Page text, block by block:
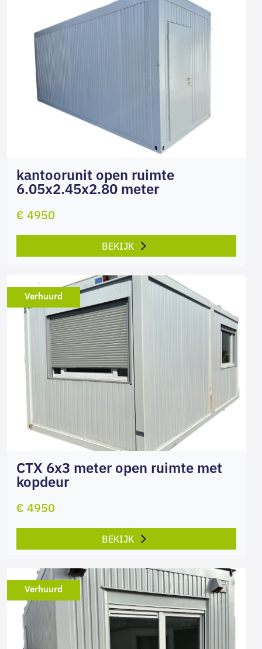
kantoorunit open ruimte
6.05x2.45x2.80 meter
€ 4950
BEKIJK
Verhuurd
CTX 6x3 meter open ruimte met
kopdeur
€ 4950
BEKIJK
Verhuurd